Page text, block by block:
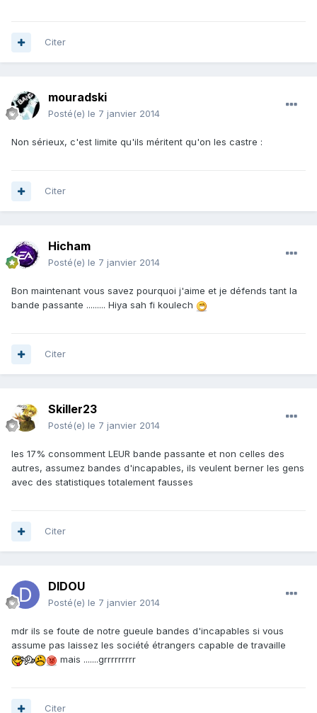
Citer
mouradski
Posté(e) le 7 janvier 2014
Non sérieux, c'est limite qu'ils méritent qu'on les castre :
Citer
Hicham
Posté(e) le 7 janvier 2014
Bon maintenant vous savez pourquoi j'aime et je défends tant la
bande passante ......... Hiya sah fi koulech
Citer
Skiller23
Posté(e) le 7 janvier 2014
les 17% consomment LEUR bande passante et non celles des
autres, assumez bandes d'incapables, ils veulent berner les gens
avec des statistiques totalement fausses
Citer
DIDOU
Posté(e) le 7 janvier 2014
mdr ils se foute de notre gueule bandes d'incapables si vous
assume pas laissez les société étrangers capable de travaille
mais .......grrrrrrrrr
Citer